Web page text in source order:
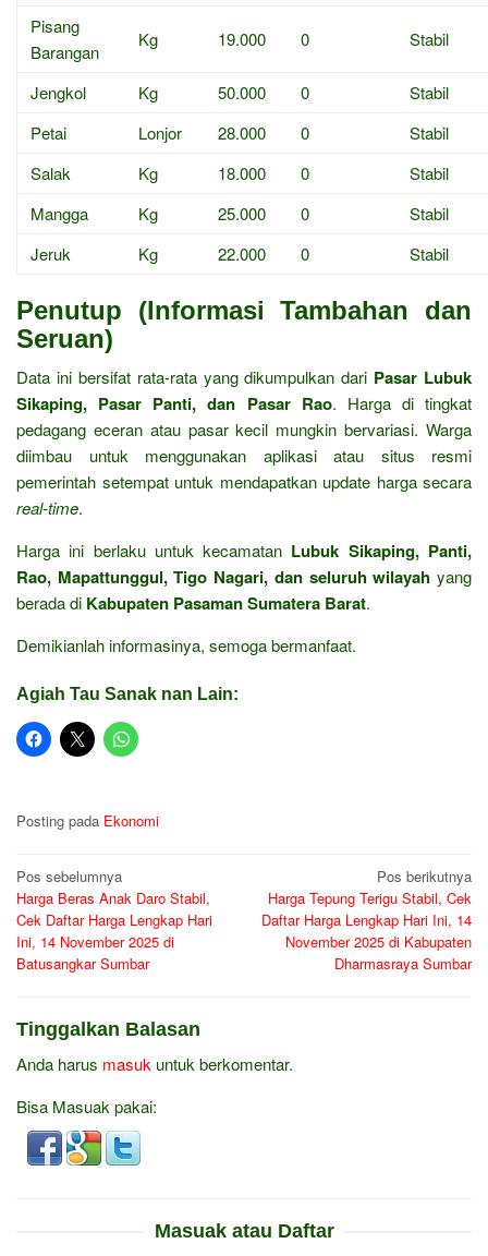
Pisang
Barangan
Kg 19.000 0 Stabil
Jengkol Kg 50.000 0
Stabil
Petai
Lonjor 28.000 0
Stabil
Salak
Kg 18.000 0
Stabil
Mangga
Kg 25.000 0
Stabil
Jeruk
Kg 22.000 0 Stabil
Penutup (Informasi Tambahan dan
Seruan)
Data ini bersifat rata-rata yang dikumpulkan dari Pasar Lubuk
Sikaping, Pasar Panti, dan Pasar Rao. Harga di tingkat
pedagang eceran atau pasar kecil mungkin bervariasi. Warga
diimbau untuk menggunakan aplikasi atau situs resmi
pemerintah setempat untuk mendapatkan update harga secara
real-time.
Harga ini berlaku untuk kecamatan Lubuk Sikaping, Panti,
Rao, Mapattunggul, Tigo Nagari, dan seluruh wilayah yang
berada di Kabupaten Pasaman Sumatera Barat.
Demikianlah informasinya, semoga bermanfaat.
Agiah Tau Sanak nan Lain:
Posting pada Ekonomi
Navigasi
pos
Pos sebelumnya
Harga Beras Anak Daro Stabil,
Cek Daftar Harga Lengkap Hari
Ini, 14 November 2025 di
Batusangkar Sumbar
Pos berikutnya
Harga Tepung Terigu Stabil, Cek
Daftar Harga Lengkap Hari Ini, 14
November 2025 di Kabupaten
Dharmasraya Sumbar
Tinggalkan Balasan
Anda harus masuk untuk berkomentar.
Bisa Masuak pakai:
Masuak atau Daftar